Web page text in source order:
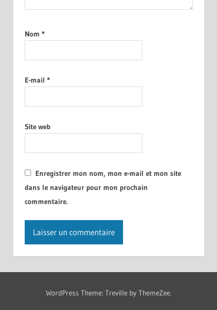
Nom *
E-mail *
Site web
Enregistrer mon nom, mon e-mail et mon site
dans le navigateur pour mon prochain
commentaire.
WordPress Theme: Treville by ThemeZee.